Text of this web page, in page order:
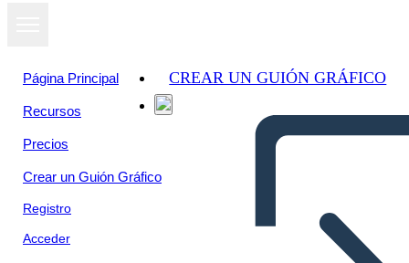
Página Principal
Recursos
Precios
Crear un Guión Gráfico
Registro
Acceder
CREAR UN GUIÓN GRÁFICO